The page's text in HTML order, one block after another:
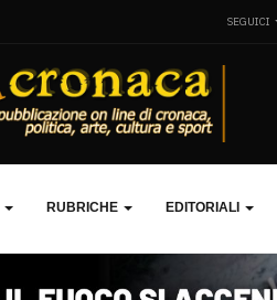
SEGUICI
RUBRICHE EDITORIALI